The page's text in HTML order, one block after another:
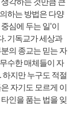
하는 방법은 다양
심에 두는 일'이
. 기독교가 세상과
의 종교는 믿는 자
수한 매체들이 자
지만 누구도 적절
자기도 모르게 이
인을 품는 법을 잊